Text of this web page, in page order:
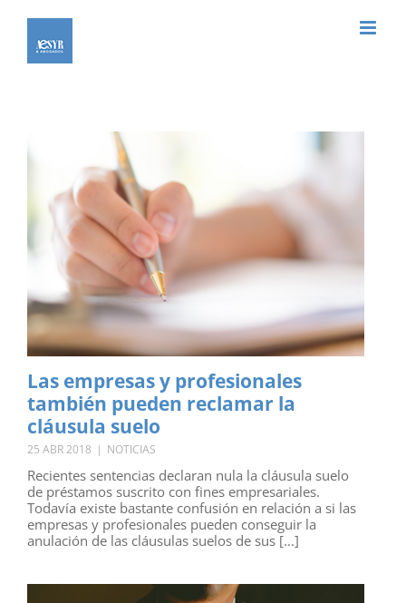
contenido
Las empresas y profesionales
también pueden reclamar la
cláusula suelo
25 ABR 2018 | NOTICIAS
Recientes sentencias declaran nula la cláusula suelo
de préstamos suscrito con fines empresariales.
Todavía existe bastante confusión en relación a si las
empresas y profesionales pueden conseguir la
anulación de las cláusulas suelos de sus [...]